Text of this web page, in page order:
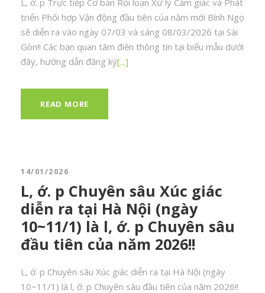
triển Phối hợp Vận động đầu tiên của năm mới Bính Ngọ
sẽ diễn ra vào ngày 07/03 và sáng 08/03/2026 tại Sài
Gòn!! Các bạn quan tâm điền thông tin tại biểu mẫu dưới
đây, hướng dẫn đăng ký[...]
READ MORE
14/01/2026
L, ớ. p Chuyên sâu Xúc giác
diễn ra tại Hà Nội (ngày
10~11/1) là l, ớ. p Chuyên sâu
đầu tiên của năm 2026!!
L, ớ. p Chuyên sâu Xúc giác diễn ra tại Hà Nội (ngày
10~11/1) là l, ớ. p Chuyên sâu đầu tiên của năm 2026!!